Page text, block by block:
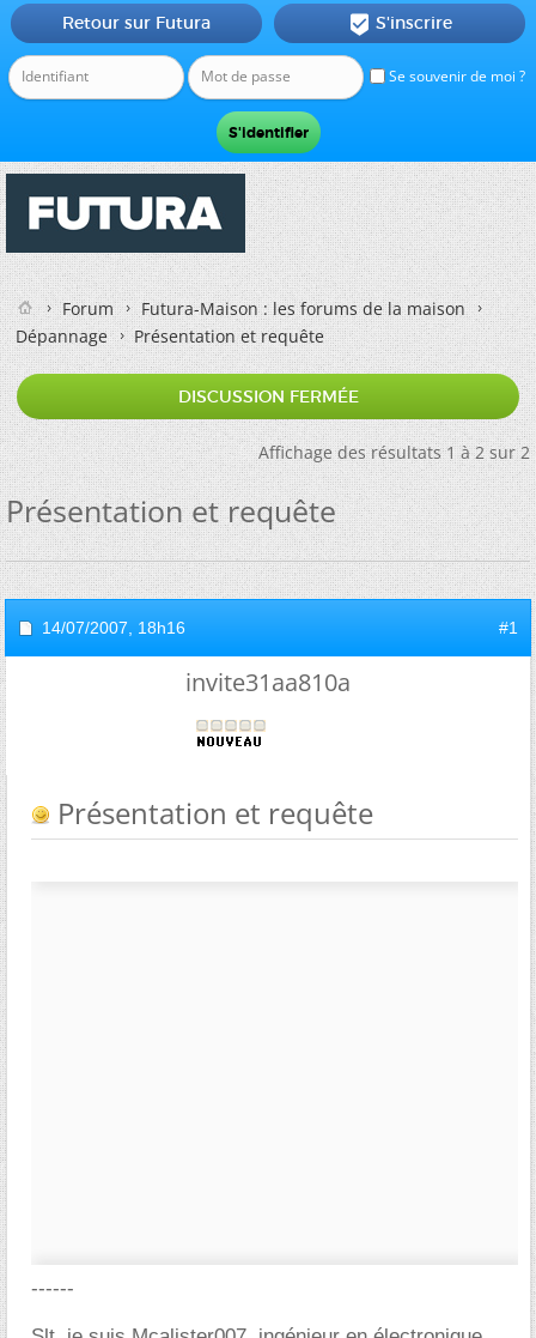
Se souvenir de moi ?
Retour sur Futura  S'inscrire
Forum
Futura-Maison : les forums de la maison
Dépannage
Présentation et requête
DISCUSSION FERMÉE
Affichage des résultats 1 à 2 sur 2
Présentation et requête
14/07/2007, 18h16 #1
invite31aa810a
Présentation et requête
------